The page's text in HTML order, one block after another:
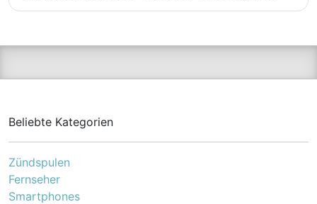
Beliebte Kategorien
Zündspulen
Fernseher
Smartphones